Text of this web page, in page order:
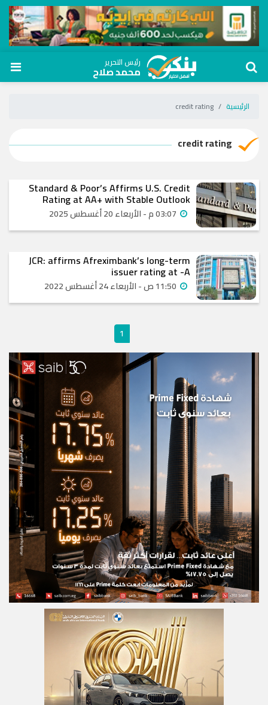
رئيس التحرير
محمد صلاح
الرئيسية credit rating
credit rating
Standard & Poor’s Affirms U.S. Credit
Rating at AA+ with Stable Outlook
JCR: affirms Afreximbank’s long-term
issuer rating at -A
1